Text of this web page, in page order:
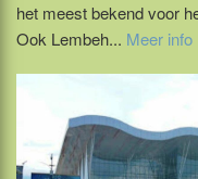
het meest bekend voor
Ook Lembeh... Meer info